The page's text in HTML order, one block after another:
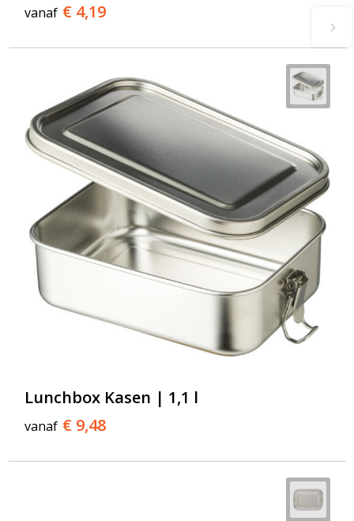
vanaf € 4,19
Lunchbox Kasen | 1,1 l
vanaf € 9,48